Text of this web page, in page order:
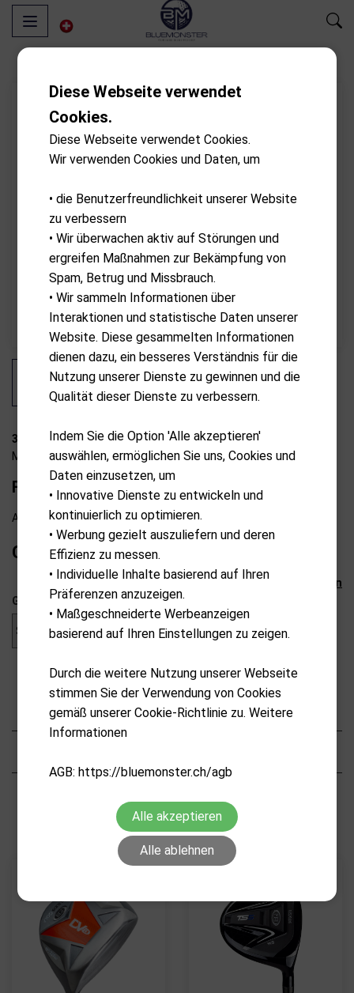
35-W0008
MKids
FW-Wood pro 65"/165cm "RH"
Ab externem Lager lieferbar
CHF 59.00
Auswahl zurücksetzen
Geschlecht
Diese Webseite verwendet
Cookies.
Diese Webseite verwendet Cookies.
Wir verwenden Cookies und Daten, um
• die Benutzerfreundlichkeit unserer Website
zu verbessern
• Wir überwachen aktiv auf Störungen und
ergreifen Maßnahmen zur Bekämpfung von
Spam, Betrug und Missbrauch.
• Wir sammeln Informationen über
Interaktionen und statistische Daten unserer
Website. Diese gesammelten Informationen
dienen dazu, ein besseres Verständnis für die
Nutzung unserer Dienste zu gewinnen und die
Qualität dieser Dienste zu verbessern.
Indem Sie die Option 'Alle akzeptieren'
auswählen, ermöglichen Sie uns, Cookies und
Daten einzusetzen, um
• Innovative Dienste zu entwickeln und
kontinuierlich zu optimieren.
• Werbung gezielt auszuliefern und deren
Effizienz zu messen.
• Individuelle Inhalte basierend auf Ihren
Präferenzen anzuzeigen.
• Maßgeschneiderte Werbeanzeigen
basierend auf Ihren Einstellungen zu zeigen.
Durch die weitere Nutzung unserer Webseite
stimmen Sie der Verwendung von Cookies
gemäß unserer Cookie-Richtlinie zu. Weitere
Informationen
AGB: https://bluemonster.ch/agb
Alle akzeptieren
Alle ablehnen